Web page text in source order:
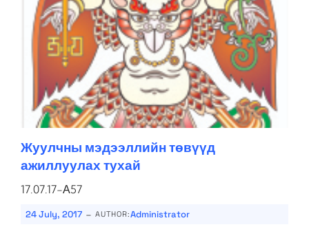
Жуулчны мэдээллийн төвүүд
ажиллуулах тухай
17.07.17-А57
24 July, 2017 - AUTHOR:Administrator